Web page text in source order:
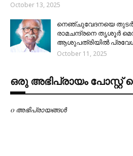
October 13, 2025
നെഞ്ചുവേദനയെ തുടർന്ന്
രാമചന്ദ്രനെ തൃശൂർ
ആശുപത്രിയിൽ
October 11, 2025
ഒരു അഭിപ്രായം
0 അഭിപ്രായങ്ങള്‍